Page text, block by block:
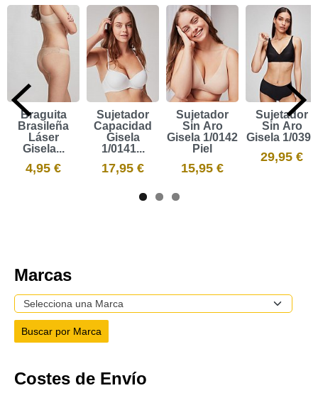
Braguita
Brasileña
Láser
Gisela...
4,95 €
Sujetador
Capacidad
Gisela
1/0141...
17,95 €
Sujetador
Sin Aro
Gisela 1/0142
Piel
15,95 €
Sujetador
Sin Aro
Gisela 1/0394
29,95 €
Marcas
Costes de Envío